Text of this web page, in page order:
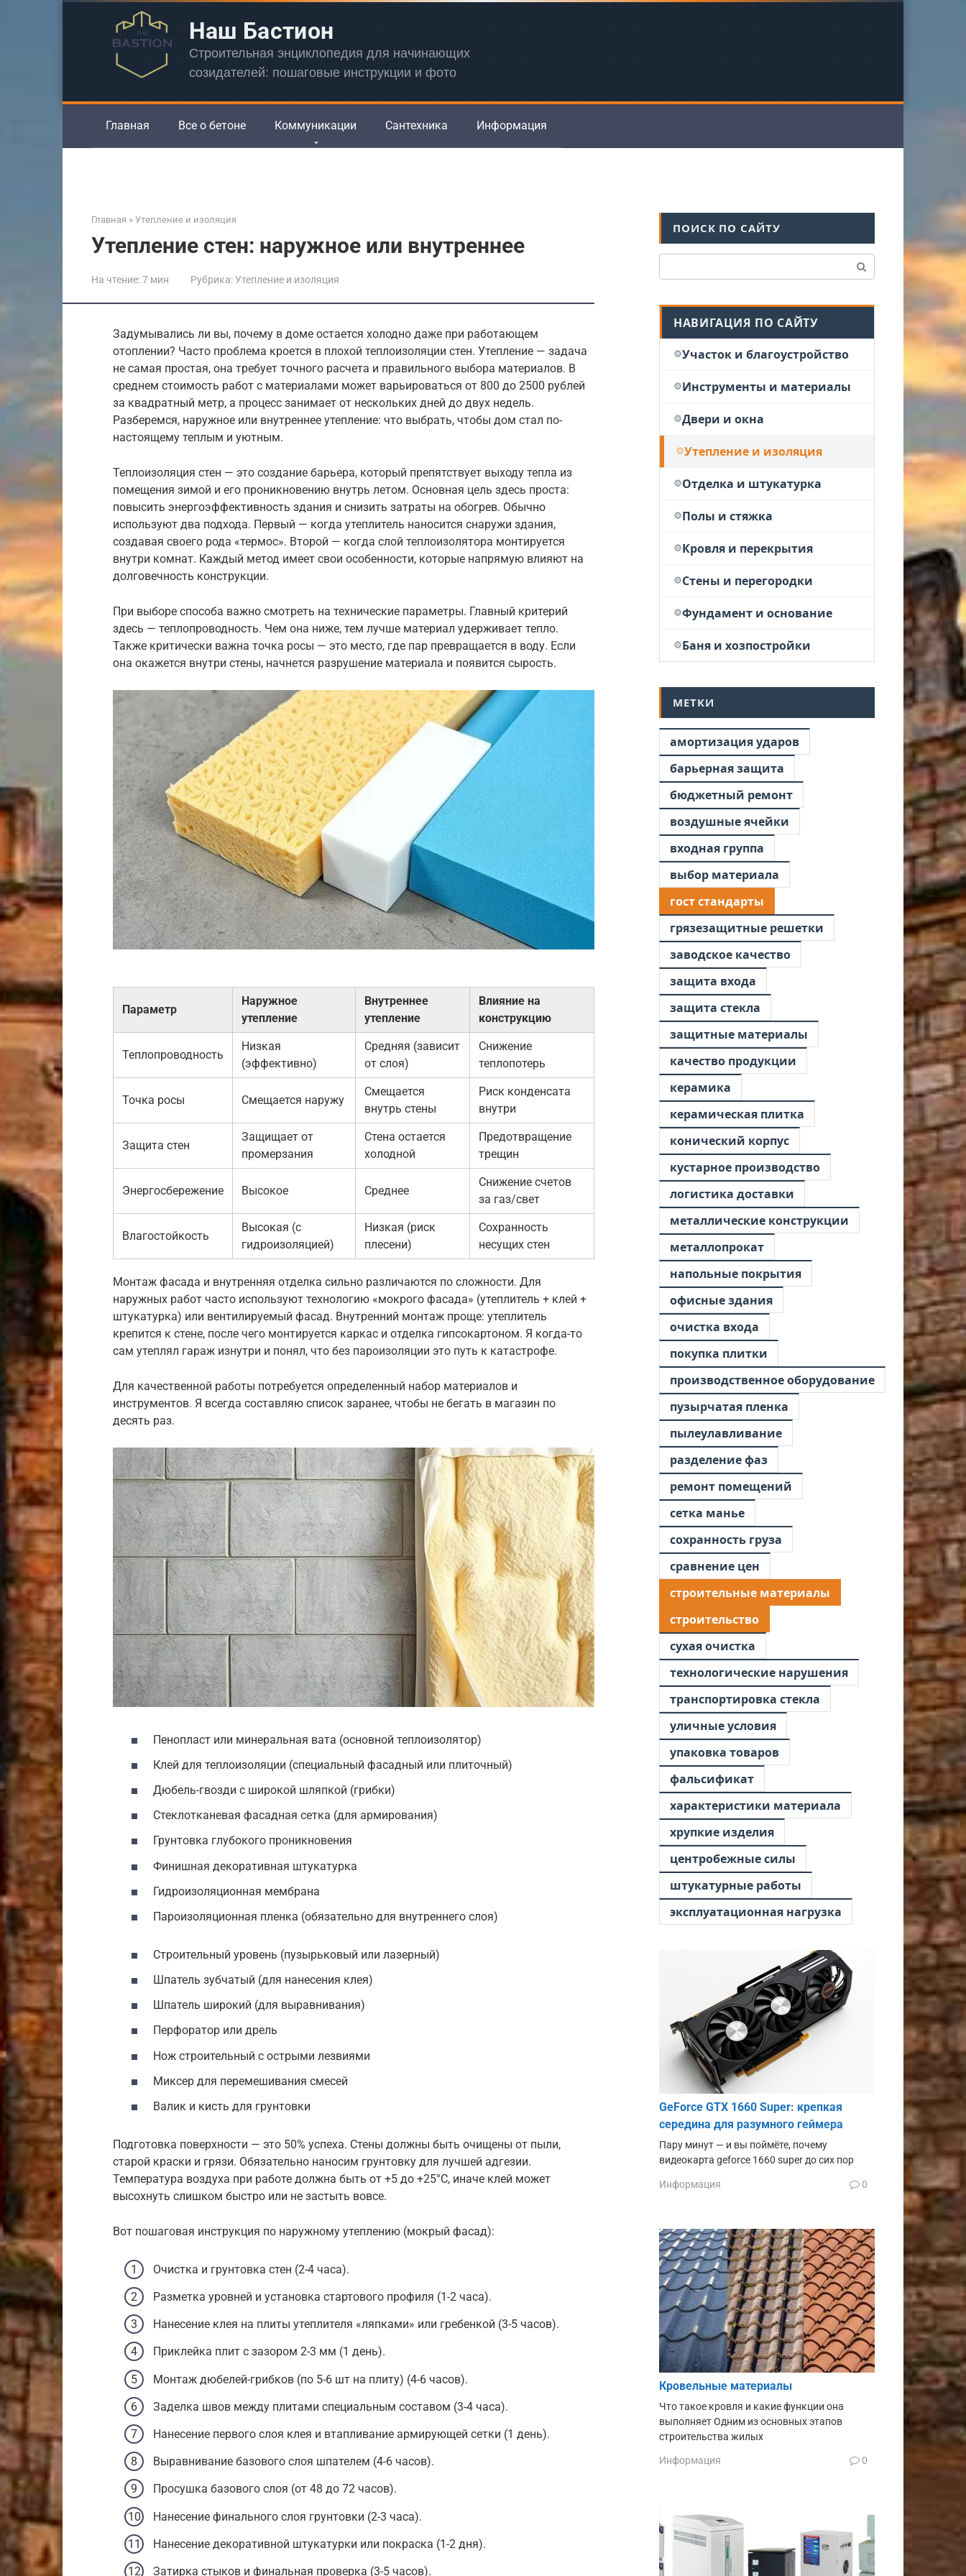
Наш Бастион
Строительная энциклопедия для начинающих
созидателей: пошаговые инструкции и фото
Главная Все о бетоне Коммуникации Сантехника Информация
Главная » Утепление и изоляция
Утепление стен: наружное или внутреннее
На чтение:7 мин Рубрика:Утепление и изоляция
Задумывались ли вы, почему в доме остается холодно даже при работающем
отоплении? Часто проблема кроется в плохой теплоизоляции стен. Утепление — задача
не самая простая, она требует точного расчета и правильного выбора материалов. В
среднем стоимость работ с материалами может варьироваться от 800 до 2500 рублей
за квадратный метр, а процесс занимает от нескольких дней до двух недель.
Разберемся, наружное или внутреннее утепление: что выбрать, чтобы дом стал по-
настоящему теплым и уютным.
Теплоизоляция стен — это создание барьера, который препятствует выходу тепла из
помещения зимой и его проникновению внутрь летом. Основная цель здесь проста:
повысить энергоэффективность здания и снизить затраты на обогрев. Обычно
используют два подхода. Первый — когда утеплитель наносится снаружи здания,
создавая своего рода «термос». Второй — когда слой теплоизолятора монтируется
внутри комнат. Каждый метод имеет свои особенности, которые напрямую влияют на
долговечность конструкции.
При выборе способа важно смотреть на технические параметры. Главный критерий
здесь — теплопроводность. Чем она ниже, тем лучше материал удерживает тепло.
Также критически важна точка росы — это место, где пар превращается в воду. Если
она окажется внутри стены, начнется разрушение материала и появится сырость.
Параметр
Наружное
утепление
Внутреннее
утепление
Влияние на
конструкцию
Теплопроводность
Низкая
(эффективно)
Средняя (зависит
от слоя)
Снижение
теплопотерь
Точка росы Смещается наружу
Смещается
внутрь стены
Риск конденсата
внутри
Защита стен
Защищает от
промерзания
Стена остается
холодной
Предотвращение
трещин
Энергосбережение Высокое Среднее
Снижение счетов
за газ/свет
Влагостойкость
Высокая (с
гидроизоляцией)
Низкая (риск
плесени)
Сохранность
несущих стен
Монтаж фасада и внутренняя отделка сильно различаются по сложности. Для
наружных работ часто используют технологию «мокрого фасада» (утеплитель + клей +
штукатурка) или вентилируемый фасад. Внутренний монтаж проще: утеплитель
крепится к стене, после чего монтируется каркас и отделка гипсокартоном. Я когда-то
сам утеплял гараж изнутри и понял, что без пароизоляции это путь к катастрофе.
Для качественной работы потребуется определенный набор материалов и
инструментов. Я всегда составляю список заранее, чтобы не бегать в магазин по
десять раз.
Пенопласт или минеральная вата (основной теплоизолятор)
Клей для теплоизоляции (специальный фасадный или плиточный)
Дюбель-гвозди с широкой шляпкой (грибки)
Стеклотканевая фасадная сетка (для армирования)
Грунтовка глубокого проникновения
Финишная декоративная штукатурка
Гидроизоляционная мембрана
Пароизоляционная пленка (обязательно для внутреннего слоя)
Строительный уровень (пузырьковый или лазерный)
Шпатель зубчатый (для нанесения клея)
Шпатель широкий (для выравнивания)
Перфоратор или дрель
Нож строительный с острыми лезвиями
Миксер для перемешивания смесей
Валик и кисть для грунтовки
Подготовка поверхности — это 50% успеха. Стены должны быть очищены от пыли,
старой краски и грязи. Обязательно наносим грунтовку для лучшей адгезии.
Температура воздуха при работе должна быть от +5 до +25°C, иначе клей может
высохнуть слишком быстро или не застыть вовсе.
Вот пошаговая инструкция по наружному утеплению (мокрый фасад):
Очистка и грунтовка стен (2-4 часа).
Разметка уровней и установка стартового профиля (1-2 часа).
Нанесение клея на плиты утеплителя «ляпками» или гребенкой (3-5 часов).
Приклейка плит с зазором 2-3 мм (1 день).
Монтаж дюбелей-грибков (по 5-6 шт на плиту) (4-6 часов).
Заделка швов между плитами специальным составом (3-4 часа).
Нанесение первого слоя клея и втапливание армирующей сетки (1 день).
Выравнивание базового слоя шпателем (4-6 часов).
Просушка базового слоя (от 48 до 72 часов).
Нанесение финального слоя грунтовки (2-3 часа).
Нанесение декоративной штукатурки или покраска (1-2 дня).
Затирка стыков и финальная проверка (3-5 часов).
ПОИСК ПО САЙТУ
НАВИГАЦИЯ ПО САЙТУ
Участок и благоустройство
Инструменты и материалы
Двери и окна
Утепление и изоляция
Отделка и штукатурка
Полы и стяжка
Кровля и перекрытия
Стены и перегородки
Фундамент и основание
Баня и хозпостройки
МЕТКИ
амортизация ударов
барьерная защита
бюджетный ремонт
воздушные ячейки
входная группа
выбор материала
гост стандарты
грязезащитные решетки
заводское качество
защита входа
защита стекла
защитные материалы
качество продукции
керамика
керамическая плитка
конический корпус
кустарное производство
логистика доставки
металлические конструкции
металлопрокат
напольные покрытия
офисные здания
очистка входа
покупка плитки
производственное оборудование
пузырчатая пленка
пылеулавливание
разделение фаз
ремонт помещений
сетка манье
сохранность груза
сравнение цен
строительные материалы
строительство
сухая очистка
технологические нарушения
транспортировка стекла
уличные условия
упаковка товаров
фальсификат
характеристики материала
хрупкие изделия
центробежные силы
штукатурные работы
эксплуатационная нагрузка
GeForce GTX 1660 Super: крепкая
середина для разумного геймера
Пару минут — и вы поймёте, почему
видеокарта geforce 1660 super до сих пор
Информация 0
Кровельные материалы
Что такое кровля и какие функции она
выполняет Одним из основных этапов
строительства жилых
Информация 0